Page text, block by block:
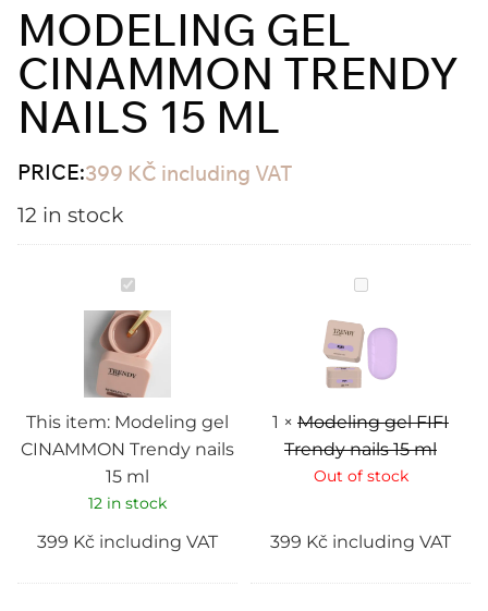
MODELING GEL
CINAMMON TRENDY
NAILS 15 ML
PRICE:399 KČ including VAT
12 in stock
Modeling
gel
CINAMMON
Trendy
nails
15
This item: Modeling gel
CINAMMON Trendy nails
15 ml
12 in stock
399 Kč including VAT
Modeling
gel
Trendy
nails
15
ml
1 × Modeling gel FIFI
Trendy nails 15 ml
Out of stock
399 Kč including VAT